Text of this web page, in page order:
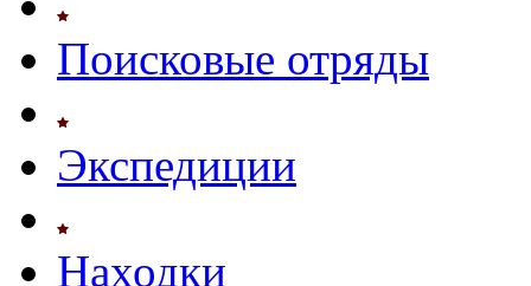
Поисковые отряды
Экспедиции
Находки